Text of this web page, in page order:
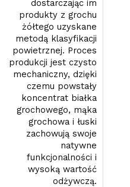
dostarczając im
produkty z grochu
żółtego uzyskane
metodą klasyfikacji
powietrznej. Proces
produkcji jest czysto
mechaniczny, dzięki
czemu powstały
koncentrat białka
grochowego, mąka
grochowa i łuski
zachowują swoje
natywne
funkcjonalności i
wysoką wartość
odżywczą.